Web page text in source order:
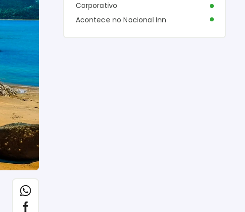
Corporativo
Acontece no Nacional Inn